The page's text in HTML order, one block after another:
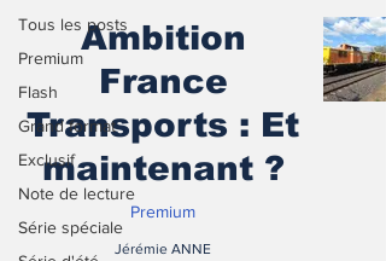
Tous les posts
Premium
Flash
Grand format
Exclusif
Note de lecture
Série spéciale
Ambition
France
Transports : Et
maintenant ?
Premium
Jérémie ANNE